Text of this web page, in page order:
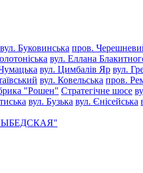
вул. Буковинська пров.
вул. Еллана
вул. Цимбалів Яр вул.
вул. Ковельська пров.
"Рошен" Стратегічне шосе
вул. Бузька вул. Єнісейська